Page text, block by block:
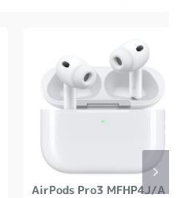
AirPods Pro3 MFHP4J/A